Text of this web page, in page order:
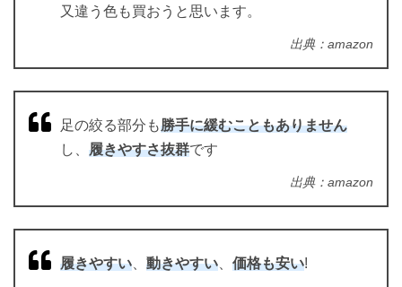
又違う色も買おうと思います。
出典：amazon
足の絞る部分も勝手に緩むこともありません
し、 履きやすさ抜群です
出典：amazon
履きやすい 動きやすい 価格も安い!